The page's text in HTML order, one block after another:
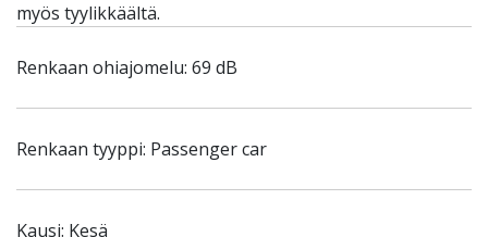
myös tyylikkäältä.
Renkaan ohiajomelu: 69 dB
Renkaan tyyppi: Passenger car
Kausi: Kesä